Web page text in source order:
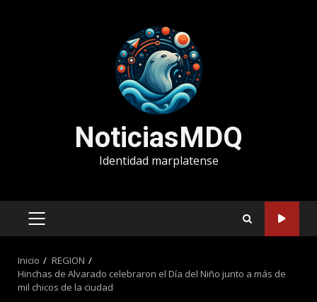
NoticiasMDQ
Identidad marplatense
MENÚ
Inicio
REGION
Hinchas de Alvarado celebraron el Día del Niño junto a más de
mil chicos de la ciudad